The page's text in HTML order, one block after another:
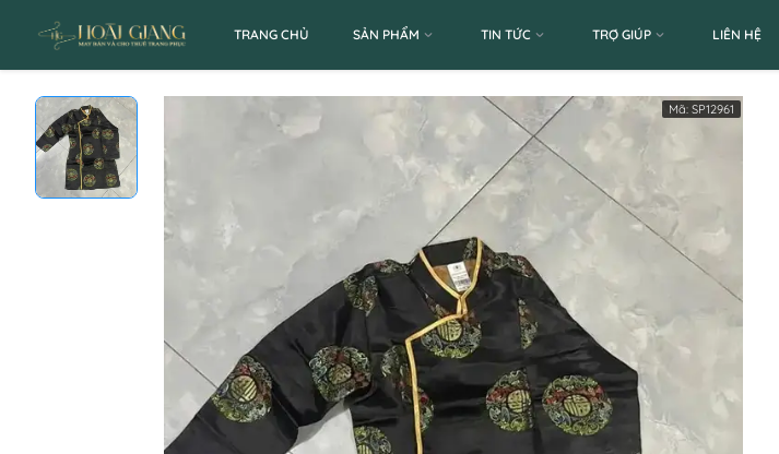
TRANG CHỦ SẢN PHẨM TIN TỨC TRỢ GIÚP LIÊN HỆ
Mã: SP12961